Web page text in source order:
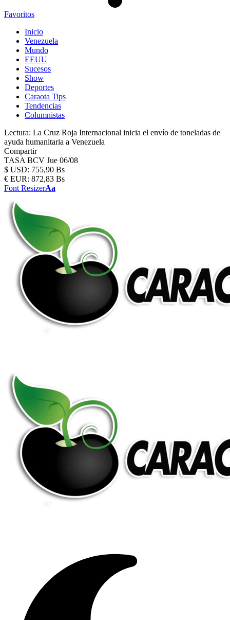
Favoritos
Inicio
Venezuela
Mundo
EEUU
Sucesos
Show
Deportes
Caraota Tips
Tendencias
Columnistas
Lectura: La Cruz Roja Internacional inicia el envío de toneladas de
ayuda humanitaria a Venezuela
Compartir
TASA BCV Jue 06/08
$ USD: 755,90 Bs
€ EUR: 872,83 Bs
Font ResizerAa